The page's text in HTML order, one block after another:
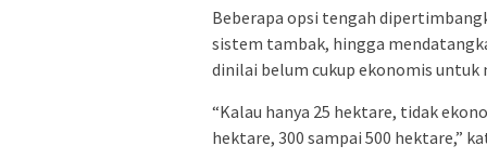
Beberapa opsi tengah
sistem tambak, hingga
dinilai belum cukup ekonomis untuk
“Kalau hanya 25 hektare, tidak
hektare, 300 sampai 500 hektare,”